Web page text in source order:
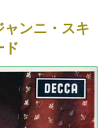
ャンニ・スキ